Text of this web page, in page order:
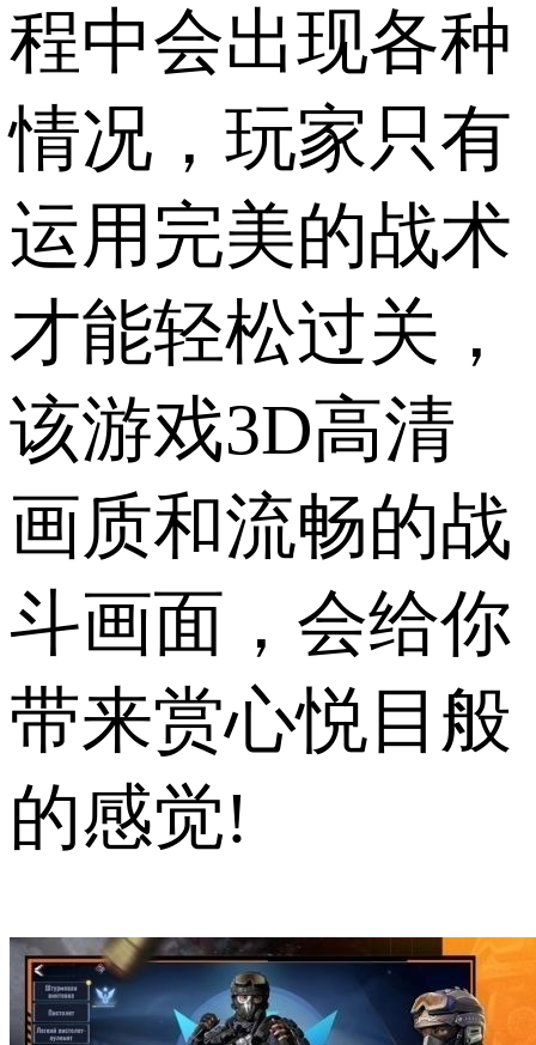
程中会出现各种
情况，玩家只有
运用完美的战术
才能轻松过关，
该游戏3D高清
画质和流畅的战
斗画面，会给你
带来赏心悦目般
的感觉!